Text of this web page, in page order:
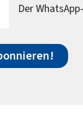
Der